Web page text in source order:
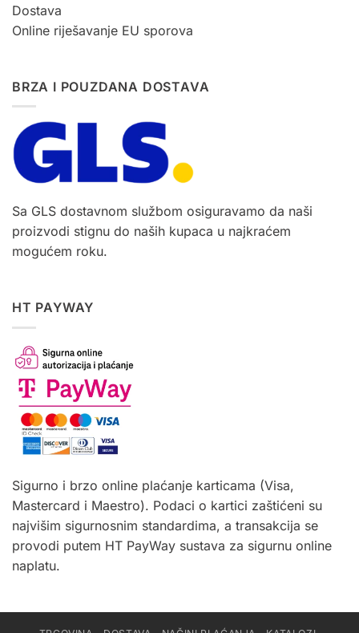
Dostava
Online riješavanje EU sporova
BRZA I POUZDANA DOSTAVA
Sa GLS dostavnom službom osiguravamo da naši
proizvodi stignu do naših kupaca u najkraćem
mogućem roku.
HT PAYWAY
Sigurno i brzo online plaćanje karticama (Visa,
Mastercard i Maestro). Podaci o kartici zaštićeni su
najvišim sigurnosnim standardima, a transakcija se
provodi putem HT PayWay sustava za sigurnu online
naplatu.